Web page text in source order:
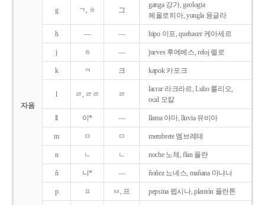
자음
g ㄱ, ㅎ 그
ganga 강가, geologia
헤올로히아, yungla 융글라
h ― ― hipo 이포, quehacer 케아세르
j ㅎ ― jueves 후에베스, reloj 렐로
k ㅋ 크 kapok 카포크
l ㄹ, ㄹㄹ ㄹ
lacrar 라크라르, Lulio 룰리오,
ocal 오칼
ll 이* ― llama 야마, lluvia 유비아
m ㅁ ㅁ membrete 멤브레테
n ㄴ ㄴ noche 노체, flan 플란
ñ 니* ― ñoñez 뇨녜스, mañana 마냐나
p ㅍ ㅂ, 프 pepsina 펩시나, plantón 플란톤